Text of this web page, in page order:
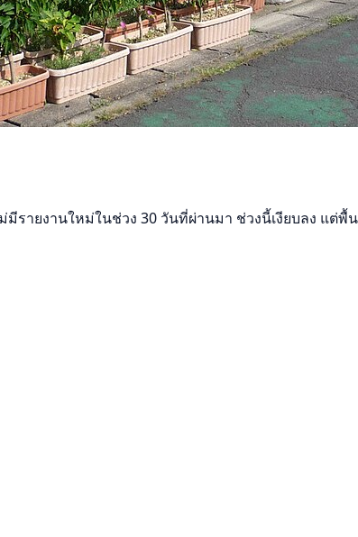
รายงานใหม่ในช่วง 30 วันที่ผ่านมา ช่วงนี้เงียบลง แ